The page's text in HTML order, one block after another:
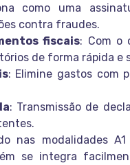
como uma
contra fraudes.
fiscais: Com o
de forma rápida e
: Elimine gastos com
: Transmissão de
nas modalidades
se integra